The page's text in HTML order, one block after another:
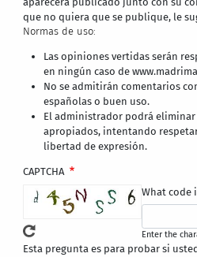
que no quiera que se publique, le
Normas de uso:
Las opiniones vertidas serán
en ningún caso de
No se admitirán comentarios
españolas o buen uso.
El administrador podrá
apropiados, intentando
libertad de expresión.
CAPTCHA
What code
Enter the
Esta pregunta es para probar si